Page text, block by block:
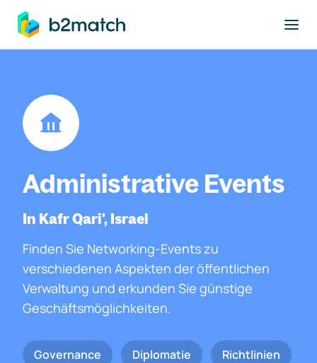
springen
Administrative Events
In Kafr Qari', Israel
Finden Sie Networking-Events zu
verschiedenen Aspekten der öffentlichen
Verwaltung und erkunden Sie günstige
Geschäftsmöglichkeiten.
Governance Diplomatie Richtlinien